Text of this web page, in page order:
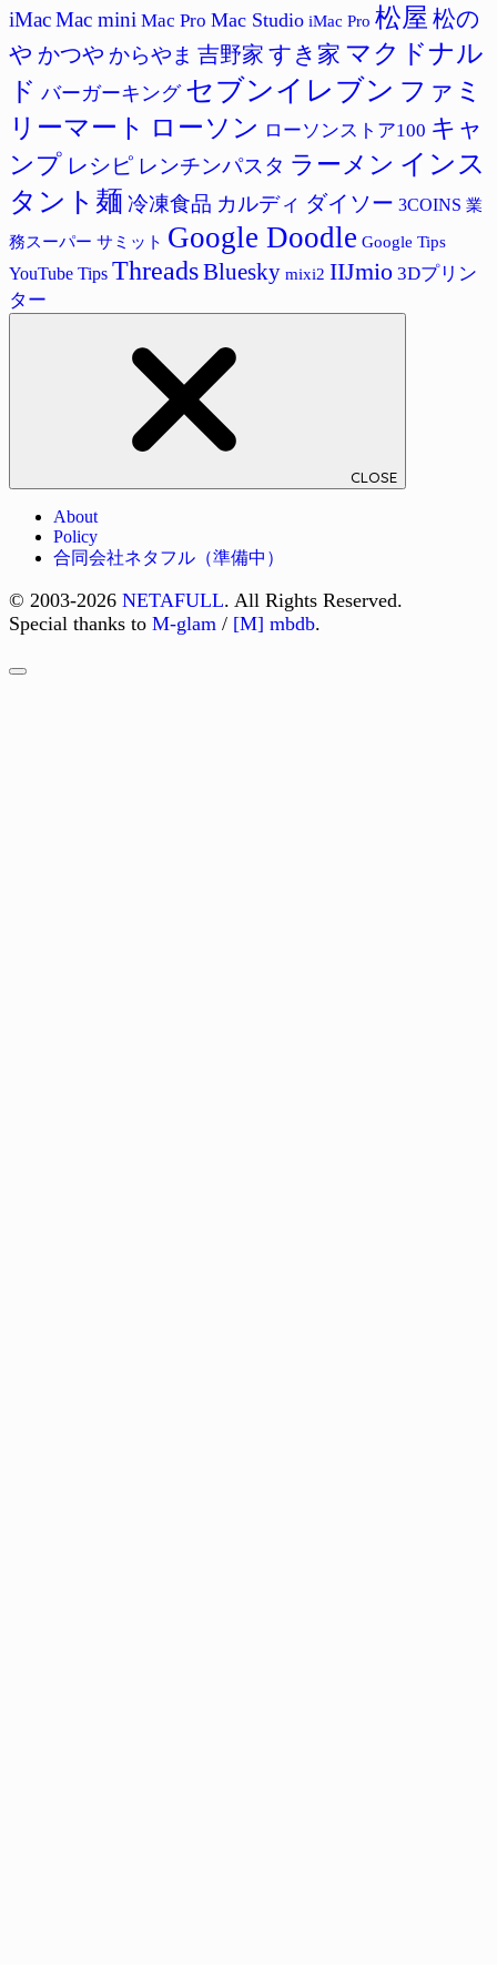
iMacMac mini Mac Pro Mac Studio iMac Pro 松屋 松の
や かつや からやま 吉野家 すき家 マクドナル
ド バーガーキング セブンイレブン ファミ
リーマート ローソン ローソンストア100 キャ
ンプ レシピ レンチンパスタ ラーメン インス
タント麺 冷凍食品 カルディ ダイソー 3COINS 業
務スーパー サミット Google Doodle Google Tips
YouTube Tips ThreadsBluesky mixi2 IIJmio 3Dプリン
ター
CLOSE
About
Policy
合同会社ネタフル（準備中）
© 2003-2026 NETAFULL. All Rights Reserved.
Special thanks to M-glam / [M] mbdb.